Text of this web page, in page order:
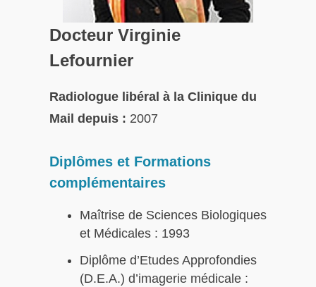
Docteur Virginie
Lefournier
Radiologue libéral à la Clinique du
Mail depuis : 2007
Diplômes et Formations
complémentaires
Maîtrise de Sciences Biologiques
et Médicales : 1993
Diplôme d’Etudes Approfondies
(D.E.A.) d’imagerie médicale :